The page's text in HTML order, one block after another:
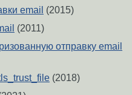
email (2015)
(2011)
отправку email
(2018)